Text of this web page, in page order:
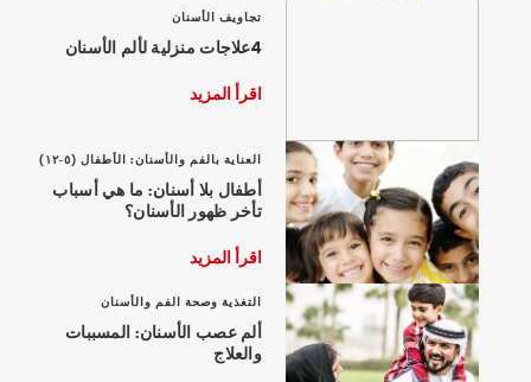
تجاويف الأسنان
4علاجات منزلية لألم الأسنان
اقرأ المزيد
العناية بالفم والأسنان: الأطفال (٥-١٢)
أطفال بلا أسنان: ما هي أسباب
تأخر ظهور الأسنان؟
اقرأ المزيد
التغذية وصحة الفم والأسنان
ألم عصب الأسنان: المسببات
والعلاج